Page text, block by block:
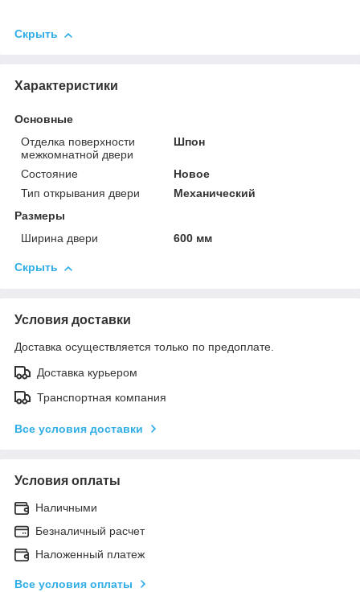
Скрыть
Характеристики
Основные
Отделка поверхности
межкомнатной двери
Шпон
Состояние
Новое
Тип открывания двери
Механический
Размеры
Ширина двери
600 мм
Скрыть
Условия доставки
Доставка осуществляется только по предоплате.
Доставка курьером
Транспортная компания
Все условия доставки
Условия оплаты
Наличными
Безналичный расчет
Наложенный платеж
Все условия оплаты